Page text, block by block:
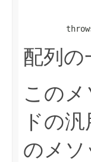
配列の
このメ
ドの
のメ